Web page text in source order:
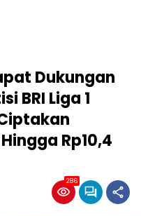
Dukungan
BRI Liga 1
Rp10,4
286